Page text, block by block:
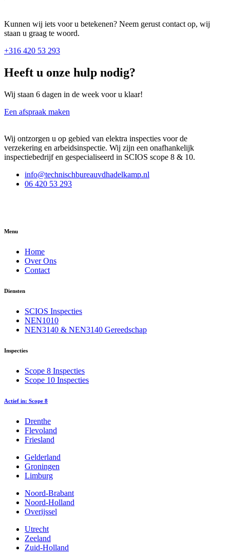
Kunnen wij iets voor u betekenen? Neem gerust contact op, wij
staan u graag te woord.
+316 420 53 293
Heeft u onze hulp nodig?
Wij staan 6 dagen in de week voor u klaar!
Een afspraak maken
Wij ontzorgen u op gebied van elektra inspecties voor de
verzekering en arbeidsinspectie. Wij zijn een onafhankelijk
inspectiebedrijf en gespecialiseerd in SCIOS scope 8 & 10.
info@technischbureauvdhadelkamp.nl
06 420 53 293
Menu
Home
Over Ons
Contact
Diensten
SCIOS Inspecties
NEN1010
NEN3140 & NEN3140 Gereedschap
Inspecties
Scope 8 Inspecties
Scope 10 Inspecties
Actief in: Scope 8
Drenthe
Flevoland
Friesland
Gelderland
Groningen
Limburg
Noord-Brabant
Noord-Holland
Overijssel
Utrecht
Zeeland
Zuid-Holland